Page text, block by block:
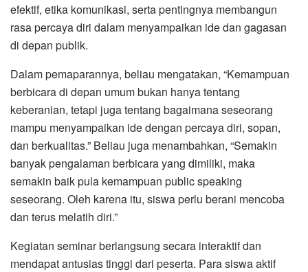
efektif, etika komunikasi, serta pentingnya membangun
rasa percaya diri dalam menyampaikan ide dan gagasan
di depan publik.
Dalam pemaparannya, beliau mengatakan, “Kemampuan
berbicara di depan umum bukan hanya tentang
keberanian, tetapi juga tentang bagaimana seseorang
mampu menyampaikan ide dengan percaya diri, sopan,
dan berkualitas.” Beliau juga menambahkan, “Semakin
banyak pengalaman berbicara yang dimiliki, maka
semakin baik pula kemampuan public speaking
seseorang. Oleh karena itu, siswa perlu berani mencoba
dan terus melatih diri.”
Kegiatan seminar berlangsung secara interaktif dan
mendapat antusias tinggi dari peserta. Para siswa aktif